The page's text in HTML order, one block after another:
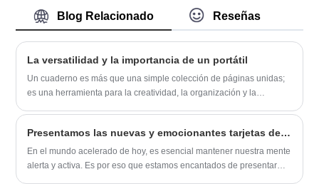
proveedor amigable a largo plazo en
China.
etc., y nuestros productos son de
absoluta alta calidad. Esperamos
largo plazo en China.
Blog Relacionado Reseñas
La versatilidad y la importancia de un portátil
Un cuaderno es más que una simple colección de páginas unidas;
es una herramienta para la creatividad, la organización y la
como un compañero confiable tanto en la vida personal como
profesional.
Presentamos las nuevas y emocionantes tarjetas de juegos de memoria: una forma divertida y desafiante de aumentar la capacidad intelectual
En el mundo acelerado de hoy, es esencial mantener nuestra mente
alerta y activa. Es por eso que estamos encantados de presentar